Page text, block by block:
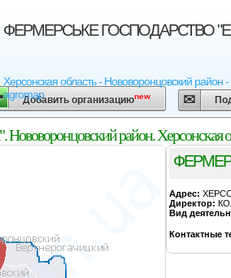
ФЕРМЕРСЬКЕ ГОСПОДАРСТВО
Херсонская область - Нововоронцовский
agromapДобавить организациюnew
район. Херсонская
Адрес:
Директор:
Вид
Контактные